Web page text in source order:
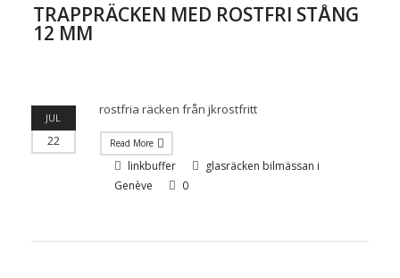
TRAPPRÄCKEN MED ROSTFRI STÅNG
12 MM
JUL
22
rostfria räcken från jkrostfritt
Read More
linkbuffer
glasräcken bilmässan i
Genève
0